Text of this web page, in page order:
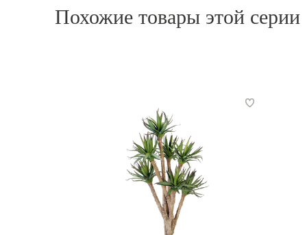
Похожие товары этой серии